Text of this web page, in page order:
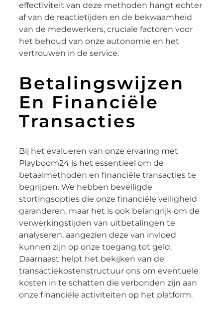
effectiviteit van deze methoden hangt echter
af van de reactietijden en de bekwaamheid
van de medewerkers, cruciale factoren voor
het behoud van onze autonomie en het
vertrouwen in de service.
Betalingswijzen
En Financiële
Transacties
Bij het evalueren van onze ervaring met
Playboom24 is het essentieel om de
betaalmethoden en financiële transacties te
begrijpen. We hebben beveiligde
stortingsopties die onze financiële veiligheid
garanderen, maar het is ook belangrijk om de
verwerkingstijden van uitbetalingen te
analyseren, aangezien deze van invloed
kunnen zijn op onze toegang tot geld.
Daarnaast helpt het bekijken van de
transactiekostenstructuur ons om eventuele
kosten in te schatten die verbonden zijn aan
onze financiële activiteiten op het platform.